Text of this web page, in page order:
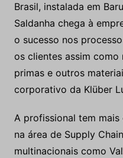
Brasil, instalada em
Saldanha chega à
o sucesso nos
os clientes assim
primas e outros
corporativo da Klüber
A profissional tem mais
na área de Supply
multinacionais como